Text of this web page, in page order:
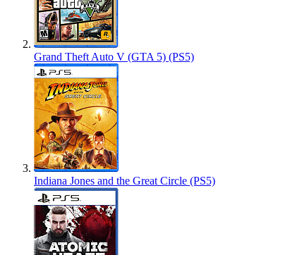
Grand Theft Auto V (GTA 5) (PS5)
Indiana Jones and the Great Circle (PS5)